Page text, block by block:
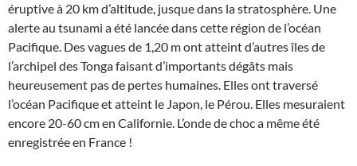
éruptive à 20 km d’altitude, jusque dans la stratosphère. Une
alerte au tsunami a été lancée dans cette région de l’océan
Pacifique. Des vagues de 1,20 m ont atteint d’autres îles de
l’archipel des Tonga faisant d’importants dégâts mais
heureusement pas de pertes humaines. Elles ont traversé
l’océan Pacifique et atteint le Japon, le Pérou. Elles mesuraient
encore 20-60 cm en Californie. L’onde de choc a même été
enregistrée en France !